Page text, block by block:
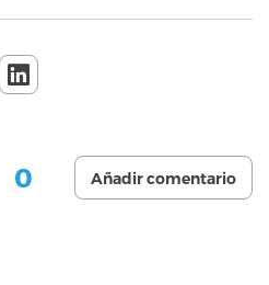
0 Añadir comentario